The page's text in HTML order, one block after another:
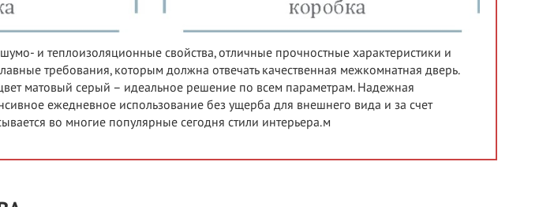
и теплоизоляционные свойства, отличные прочностные характеристики и
требования, которым должна отвечать качественная межкомнатная дверь.
матовый серый – идеальное решение по всем параметрам. Надежная
ежедневное использование без ущерба для внешнего вида и за счет
во многие популярные сегодня стили интерьера.м